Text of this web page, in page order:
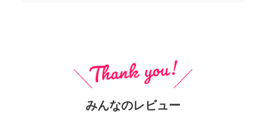
みんなのレビュー